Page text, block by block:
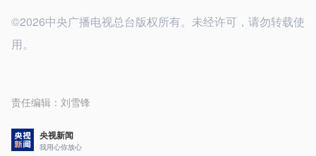
©2026中央广播电视总台版权所有。未经许可，请勿转载使
用。
责任编辑： 刘雪锋
央视新闻
我用心你放心